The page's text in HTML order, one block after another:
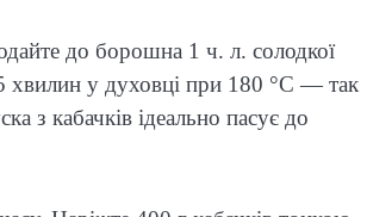
до борошна 1 ч. л. солодкої
хвилин у духовці при 180 °C — так
з кабачків ідеально пасує до